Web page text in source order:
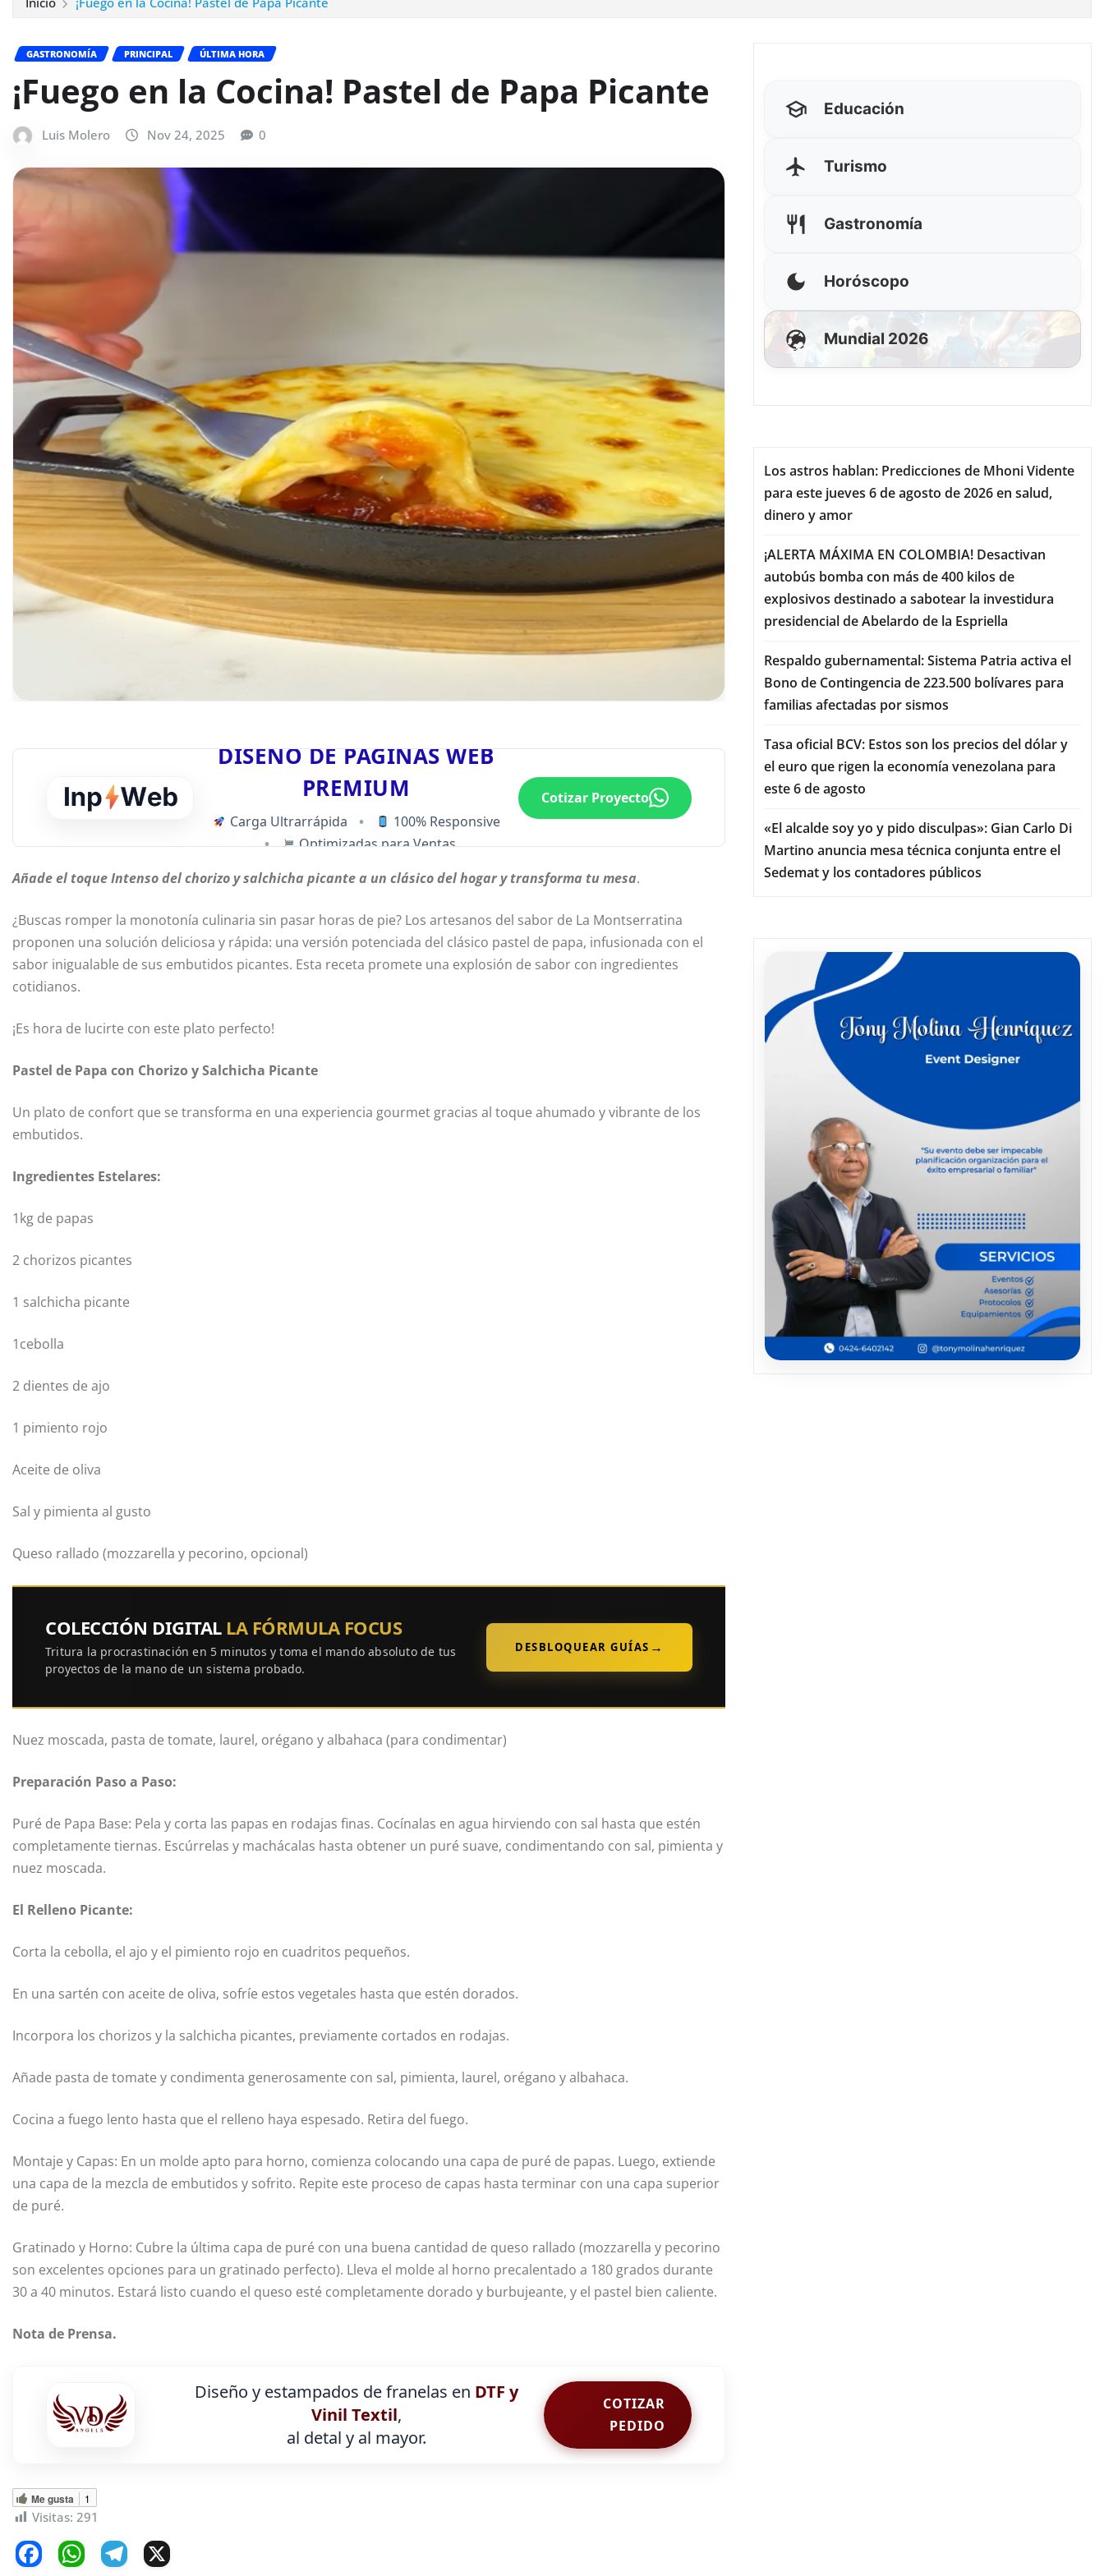
GASTRONOMÍA PRINCIPAL ÚLTIMA HORA
¡Fuego en la Cocina! Pastel de Papa Picante
Luis Molero Nov 24, 2025 0
DISEÑO DE PÁGINAS WEB
PREMIUM
Carga Ultrarrápida •
100% Responsive
•
Optimizadas para Ventas
Cotizar Proyecto
Añade el toque Intenso del chorizo y salchicha picante a un clásico del hogar y transforma tu mesa.
¿Buscas romper la monotonía culinaria sin pasar horas de pie? Los artesanos del sabor de La Montserratina
proponen una solución deliciosa y rápida: una versión potenciada del clásico pastel de papa, infusionada con el
sabor inigualable de sus embutidos picantes. Esta receta promete una explosión de sabor con ingredientes
cotidianos.
¡Es hora de lucirte con este plato perfecto!
Pastel de Papa con Chorizo y Salchicha Picante
Un plato de confort que se transforma en una experiencia gourmet gracias al toque ahumado y vibrante de los
embutidos.
Ingredientes Estelares:
1kg de papas
2 chorizos picantes
1 salchicha picante
1cebolla
2 dientes de ajo
1 pimiento rojo
Aceite de oliva
Sal y pimienta al gusto
Queso rallado (mozzarella y pecorino, opcional)
COLECCIÓN DIGITAL LA FÓRMULA FOCUS
Tritura la procrastinación en 5 minutos y toma el mando absoluto de tus
proyectos de la mano de un sistema probado.
DESBLOQUEAR GUÍAS →
Nuez moscada, pasta de tomate, laurel, orégano y albahaca (para condimentar)
Preparación Paso a Paso:
Puré de Papa Base: Pela y corta las papas en rodajas finas. Cocínalas en agua hirviendo con sal hasta que estén
completamente tiernas. Escúrrelas y machácalas hasta obtener un puré suave, condimentando con sal, pimienta y
nuez moscada.
El Relleno Picante:
Corta la cebolla, el ajo y el pimiento rojo en cuadritos pequeños.
En una sartén con aceite de oliva, sofríe estos vegetales hasta que estén dorados.
Incorpora los chorizos y la salchicha picantes, previamente cortados en rodajas.
Añade pasta de tomate y condimenta generosamente con sal, pimienta, laurel, orégano y albahaca.
Cocina a fuego lento hasta que el relleno haya espesado. Retira del fuego.
Montaje y Capas: En un molde apto para horno, comienza colocando una capa de puré de papas. Luego, extiende
una capa de la mezcla de embutidos y sofrito. Repite este proceso de capas hasta terminar con una capa superior
de puré.
Gratinado y Horno: Cubre la última capa de puré con una buena cantidad de queso rallado (mozzarella y pecorino
son excelentes opciones para un gratinado perfecto). Lleva el molde al horno precalentado a 180 grados durante
30 a 40 minutos. Estará listo cuando el queso esté completamente dorado y burbujeante, y el pastel bien caliente.
Nota de Prensa.
Diseño y estampados de franelas en DTF y
Vinil Textil,
al detal y al mayor.
COTIZAR
PEDIDO
Me gusta 1
Visitas: 291
W
Educación
Turismo
Gastronomía
Horóscopo
Mundial 2026
Los astros hablan: Predicciones de Mhoni Vidente
para este jueves 6 de agosto de 2026 en salud,
dinero y amor
¡ALERTA MÁXIMA EN COLOMBIA! Desactivan
autobús bomba con más de 400 kilos de
explosivos destinado a sabotear la investidura
presidencial de Abelardo de la Espriella
Respaldo gubernamental: Sistema Patria activa el
Bono de Contingencia de 223.500 bolívares para
familias afectadas por sismos
Tasa oficial BCV: Estos son los precios del dólar y
el euro que rigen la economía venezolana para
este 6 de agosto
«El alcalde soy yo y pido disculpas»: Gian Carlo Di
Martino anuncia mesa técnica conjunta entre el
Sedemat y los contadores públicos